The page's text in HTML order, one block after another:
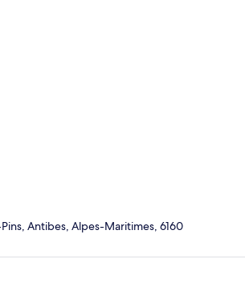
Antibes, Alpes-Maritimes, 6160